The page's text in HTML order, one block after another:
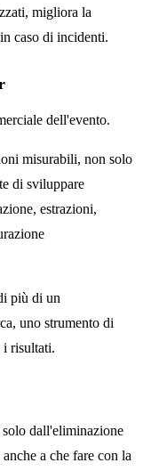
migliora la
caso di incidenti.
dell'evento.
misurabili, non solo
di sviluppare
estrazioni,
più di un
uno strumento di
i risultati.
dall'eliminazione
a che fare con la